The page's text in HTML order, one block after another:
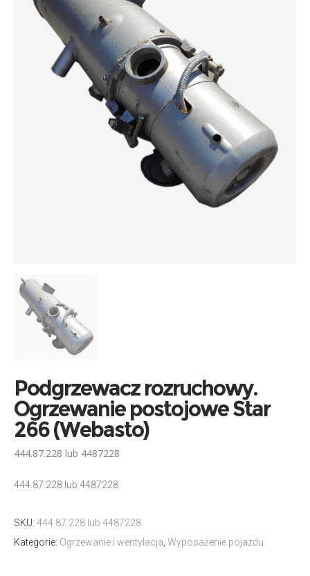
Podgrzewacz rozruchowy.
Ogrzewanie postojowe Star
266 (Webasto)
444.87.228 lub 4487228
444.87.228 lub 4487228
SKU: 444.87.228 lub 4487228
Kategorie: Ogrzewanie i wentylacja, Wyposażenie pojazdu